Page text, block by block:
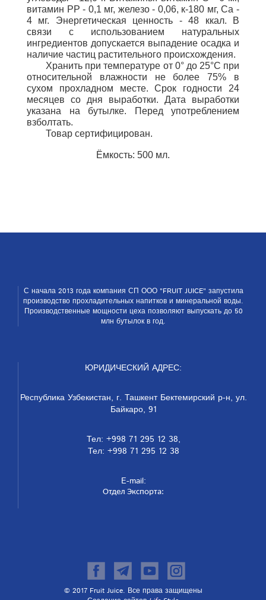
витамин РР - 0,1 мг, железо - 0,06, к-180 мг, Са -
4 мг. Энергетическая ценность - 48 ккал. В
связи с использованием натуральных
ингредиентов допускается выпадение осадка и
наличие частиц растительного происхождения.
Хранить при температуре от 0° до 25°С при
относительной влажности не более 75% в
сухом прохладном месте. Срок годности 24
месяцев со дня выработки. Дата выработки
указана на бутылке. Перед употреблением
взболтать.
Товар сертифицирован.
Ёмкость: 500 мл.
С начала 2013 года компания СП ООО "FRUIT JUICE" запустила
производство прохладительных напитков и ми­неральной воды.
Производственные мощности цеха позволяют выпускать до 50
млн бутылок в год.
ЮРИДИЧЕСКИЙ АДРЕС:
Республика Узбекистан, г. Ташкент Бектемирский р-н, ул.
Байкаро, 91
Тел: +998 71 295 12 38,
Тел: +998 71 295 12 38
E-mail:
Отдел Экспорта:
© 2017 Fruit Juice. Все права защищены